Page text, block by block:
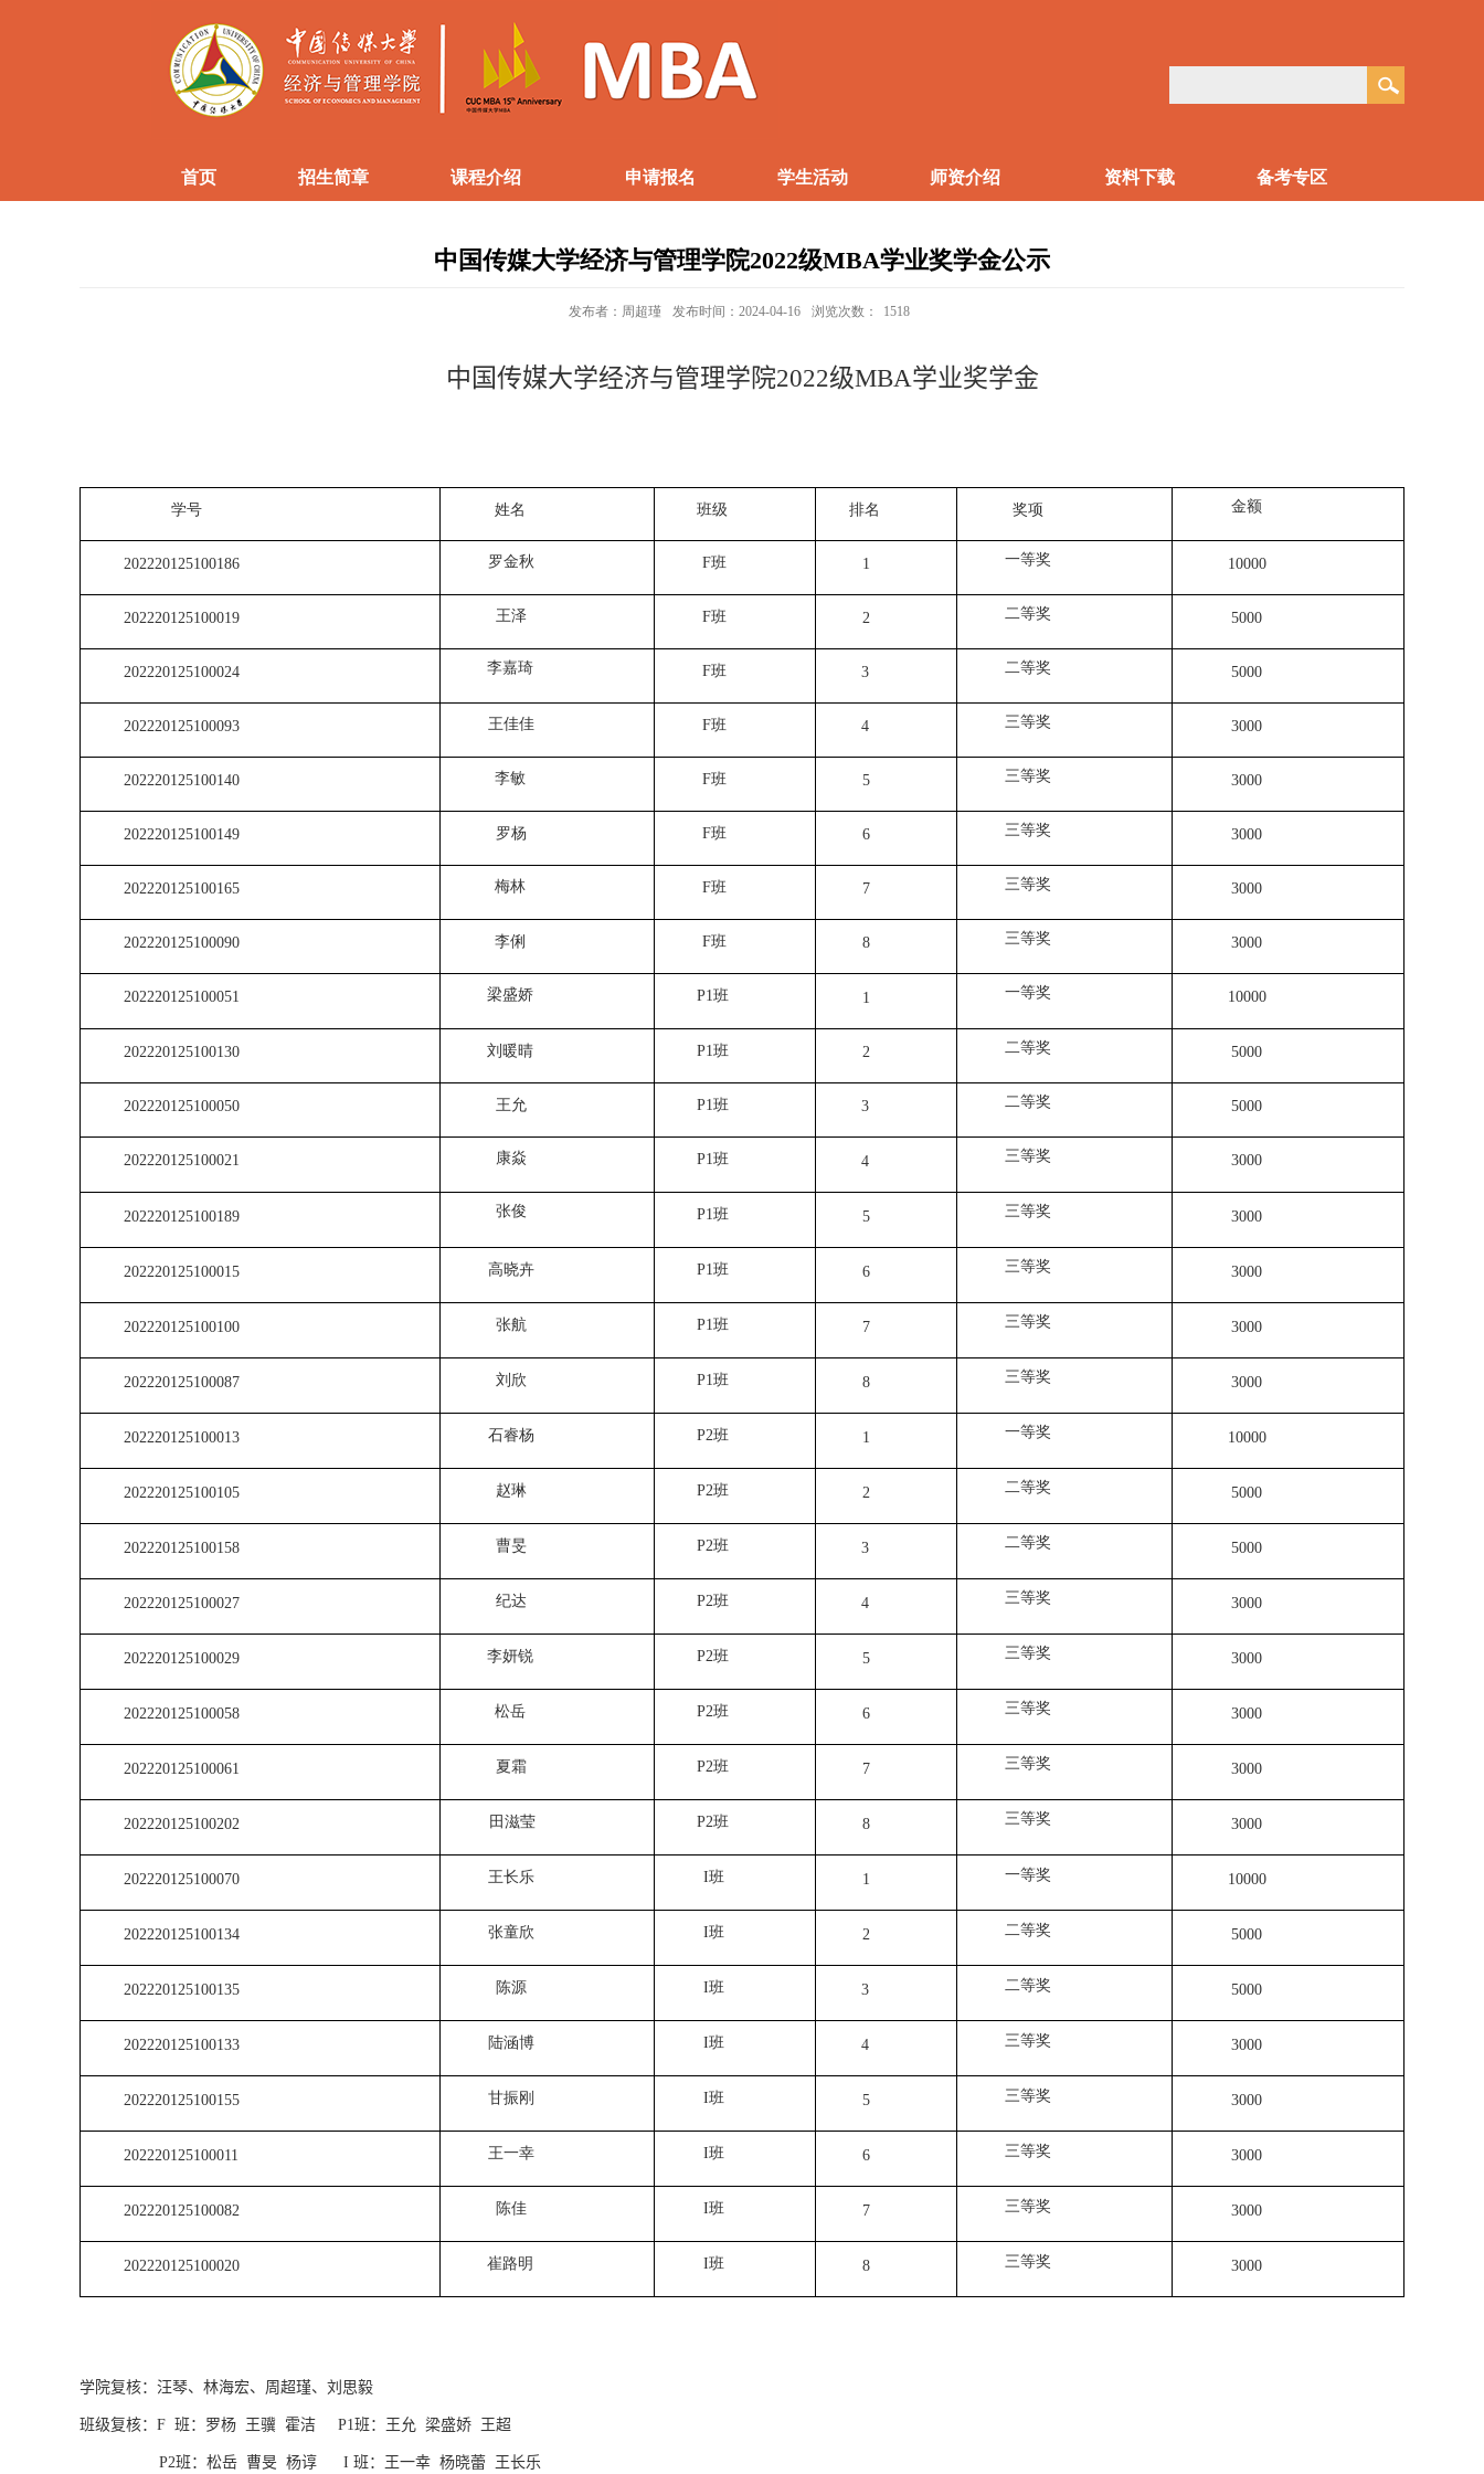
首页 招生简章 课程介绍 申请报名 学生活动 师资介绍 资料下载 备考专区
中国传媒大学经济与管理学院2022级MBA学业奖学金公示
发布者：周超瑾 发布时间：2024-04-16 浏览次数： 1518
中国传媒大学经济与管理学院2022级MBA学业奖学金
学号 姓名 班级 排名 奖项 金额
202220125100186 罗金秋 F班 1 一等奖 10000
202220125100019 王泽 F班 2 二等奖 5000
202220125100024 李嘉琦 F班 3 二等奖 5000
202220125100093 王佳佳 F班 4 三等奖 3000
202220125100140 李敏 F班 5 三等奖 3000
202220125100149 罗杨 F班 6 三等奖 3000
202220125100165 梅林 F班 7 三等奖 3000
202220125100090 李俐 F班 8 三等奖 3000
202220125100051 梁盛娇 P1班 1 一等奖 10000
202220125100130 刘暖晴 P1班 2 二等奖 5000
202220125100050 王允 P1班 3 二等奖 5000
202220125100021 康焱 P1班 4 三等奖 3000
202220125100189 张俊 P1班 5 三等奖 3000
202220125100015 高晓卉 P1班 6 三等奖 3000
202220125100100 张航 P1班 7 三等奖 3000
202220125100087 刘欣 P1班 8 三等奖 3000
202220125100013 石睿杨 P2班 1 一等奖 10000
202220125100105 赵琳 P2班 2 二等奖 5000
202220125100158 曹旻 P2班 3 二等奖 5000
202220125100027 纪达 P2班 4 三等奖 3000
202220125100029 李妍锐 P2班 5 三等奖 3000
202220125100058 松岳 P2班 6 三等奖 3000
202220125100061 夏霜 P2班 7 三等奖 3000
202220125100202 田滋莹 P2班 8 三等奖 3000
202220125100070 王长乐 I班 1 一等奖 10000
202220125100134 张童欣 I班 2 二等奖 5000
202220125100135 陈源 I班 3 二等奖 5000
202220125100133 陆涵博 I班 4 三等奖 3000
202220125100155 甘振刚 I班 5 三等奖 3000
202220125100011 王一幸 I班 6 三等奖 3000
202220125100082 陈佳 I班 7 三等奖 3000
202220125100020 崔路明 I班 8 三等奖 3000
学院复核：汪琴、林海宏、周超瑾、刘思毅
班级复核： F 班：罗杨 王骥 霍洁 P1班：王 允 梁盛娇 王超
P2班：松岳 曹旻 杨谆I班：王一幸 杨晓蕾 王长乐